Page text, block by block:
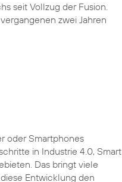
seit Vollzug der Fusion.
zwei Jahren
oder Smartphones
in Industrie 4.0, Smart
Das bringt viele
Entwicklung den